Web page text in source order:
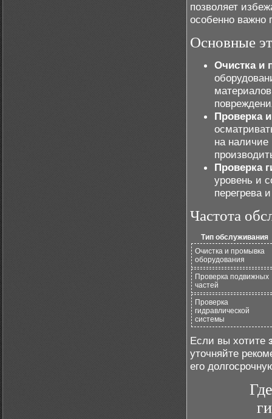
позволяет
особенно важно
Основные
Очистка и
Проверка
на
Проверка
уровень и
перегрева
Частота
Тип обслуживания
Очистка и промывка
оборудования
Проверка подвижных
частей
Проверка
гидравлической
системы
Если вы хотите
уточняйте
его